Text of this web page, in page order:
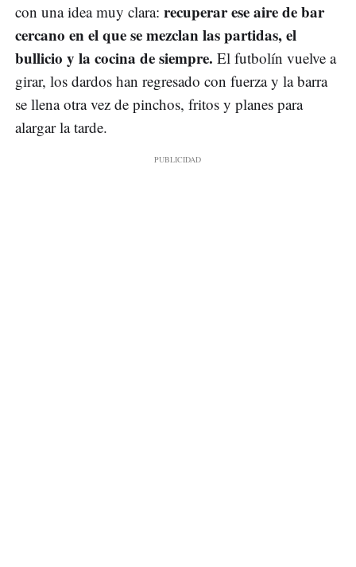
con una idea muy clara: recuperar ese aire de bar
cercano en el que se mezclan las partidas, el
bullicio y la cocina de siempre. El futbolín vuelve a
girar, los dardos han regresado con fuerza y la barra
se llena otra vez de pinchos, fritos y planes para
alargar la tarde.